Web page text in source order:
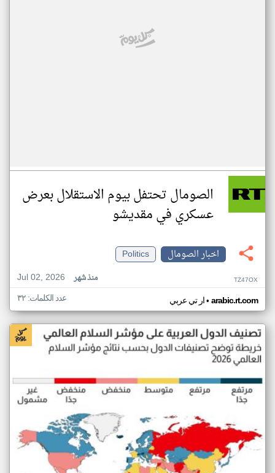
الصومال تحتفل بيوم الاستقلال بعرض
عسكري في مقديشو
اخبار الصومال
Politics
Jul 02, 2026
منذ شهر TZ47OX
ار تي عربي• arabic.rt.com عدد الكلمات: ٣٢